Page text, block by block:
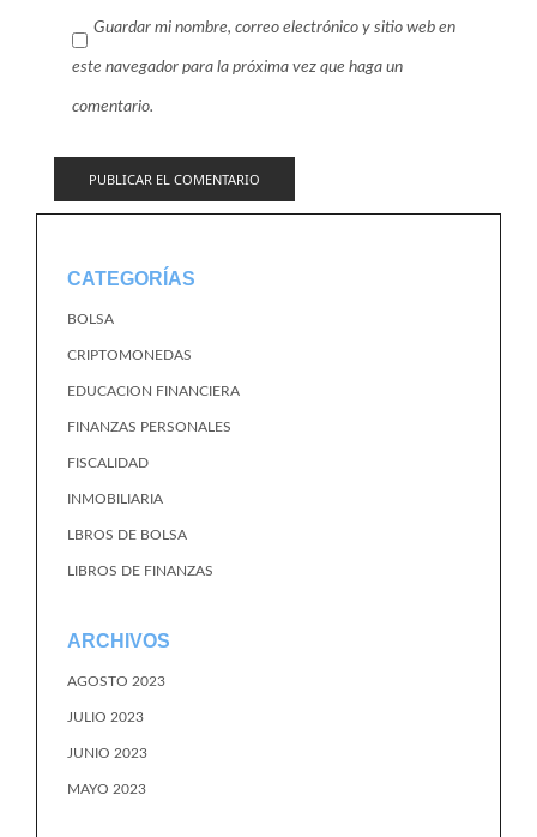
Guardar mi nombre, correo electrónico y sitio web en
este navegador para la próxima vez que haga un
comentario.
CATEGORÍAS
BOLSA
CRIPTOMONEDAS
EDUCACION FINANCIERA
FINANZAS PERSONALES
FISCALIDAD
INMOBILIARIA
LBROS DE BOLSA
LIBROS DE FINANZAS
ARCHIVOS
AGOSTO 2023
JULIO 2023
JUNIO 2023
MAYO 2023